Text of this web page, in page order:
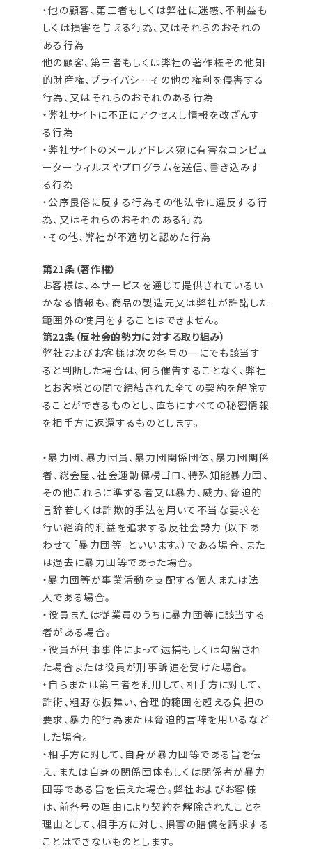
・他の顧客、第三者もしくは弊社に迷惑、不利益も
しくは損害を与える行為、又はそれらのおそれの
ある行為
他の顧客、第三者もしくは弊社の著作権その他知
的財産権、プライバシーその他の権利を侵害する
行為、又はそれらのおそれのある行為
・弊社サイトに不正にアクセスし情報を改ざんす
る行為
・弊社サイトのメールアドレス宛に有害なコンピュ
ーターウィルスやプログラムを送信、書き込みす
る行為
・公序良俗に反する行為その他法令に違反する行
為、又はそれらのおそれのある行為
・その他、弊社が不適切と認めた行為
第21条（著作権）
お客様は、本サービスを通じて提供されているい
かなる情報も、商品の製造元又は弊社が許諾した
範囲外の使用をすることはできません。
第22条（反社会的勢力に対する取り組み）
弊社およびお客様は次の各号の一にでも該当す
ると判断した場合は、何ら催告することなく、弊社
とお客様との間で締結された全ての契約を解除す
ることができるものとし、直ちにすべての秘密情報
を相手方に返還するものとします。
・暴力団、暴力団員、暴力団関係団体、暴力団関係
者、総会屋、社会運動標榜ゴロ、特殊知能暴力団、
その他これらに準ずる者又は暴力、威力、脅迫的
言辞若しくは詐欺的手法を用いて不当な要求を
行い経済的利益を追求する反社会勢力（以下あ
わせて「暴力団等」といいます。）である場合、また
は過去に暴力団等であった場合。
・暴力団等が事業活動を支配する個人または法
人である場合。
・役員または従業員のうちに暴力団等に該当する
者がある場合。
・役員が刑事事件によって逮捕もしくは勾留され
た場合または役員が刑事訴追を受けた場合。
・自らまたは第三者を利用して、相手方に対して、
詐術、粗野な振舞い、合理的範囲を超える負担の
要求、暴力的行為または脅迫的言辞を用いるなど
した場合。
・相手方に対して、自身が暴力団等である旨を伝
え、または自身の関係団体もしくは関係者が暴力
団等である旨を伝えた場合。弊社およびお客様
は、前各号の理由により契約を解除されたことを
理由として、相手方に対し、損害の賠償を請求する
ことはできないものとします。